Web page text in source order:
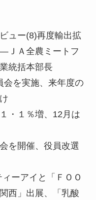
ュー(8)再度輸出拡
ＪＡ全農ミートフ
統括本部長
会を実施、来年度の
・１％増、12月は
を開催、役員改選
ーアイと「ＦＯＯ
」出展、「乳酸